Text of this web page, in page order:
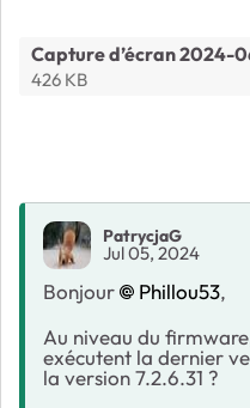
Capture d’écran 2024-
426 KB
PatrycjaG
Jul 05, 2024
Bonjour Phillou53,
Au niveau du
exécutent la dernier
la version 7.2.6.31 ?